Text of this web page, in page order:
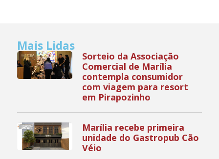
Mais Lidas
Sorteio da Associação
Comercial de Marília
contempla consumidor
com viagem para resort
em Pirapozinho
Marília recebe primeira
unidade do Gastropub Cão
Véio